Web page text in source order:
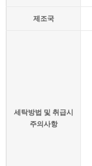
제조국
세탁방법 및 취급시
주의사항